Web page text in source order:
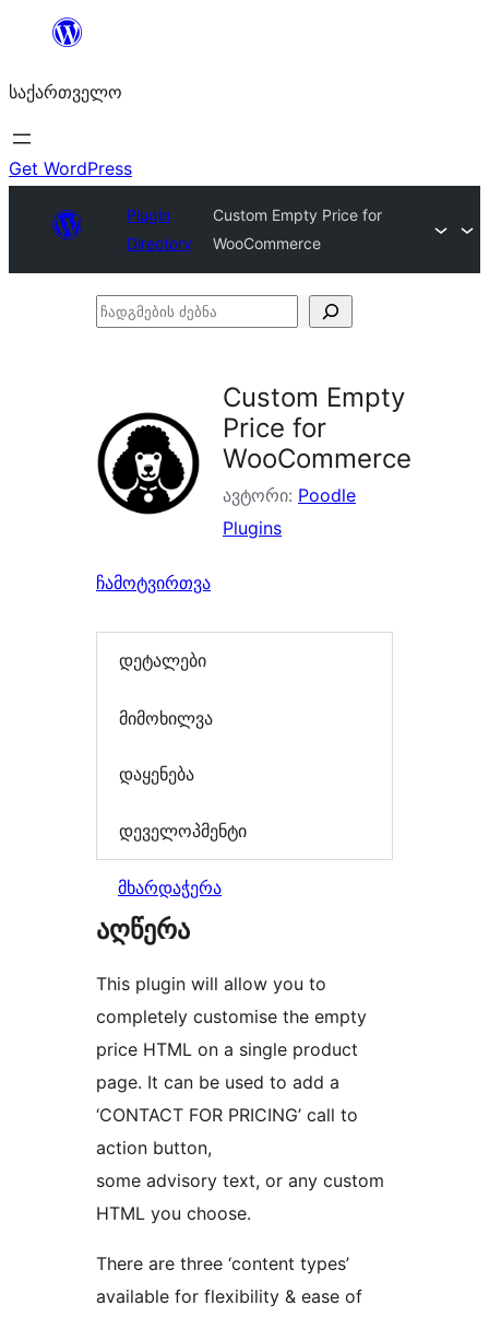
შიგთავსზე
საქართველო
Get WordPress
Plugin
Directory
Custom Empty Price for
WooCommerce
ჩადგმების
Custom Empty
Price for
WooCommerce
ავტორი: Poodle
Plugins
ჩამოტვირთვა
დეტალები
მიმოხილვა
დაყენება
დეველოპმენტი
მხარდაჭერა
აღწერა
This plugin will allow you to
completely customise the empty
price HTML on a single product
page. It can be used to add a
‘CONTACT FOR PRICING’ call to
action button,
some advisory text, or any custom
HTML you choose.
There are three ‘content types’
available for flexibility & ease of